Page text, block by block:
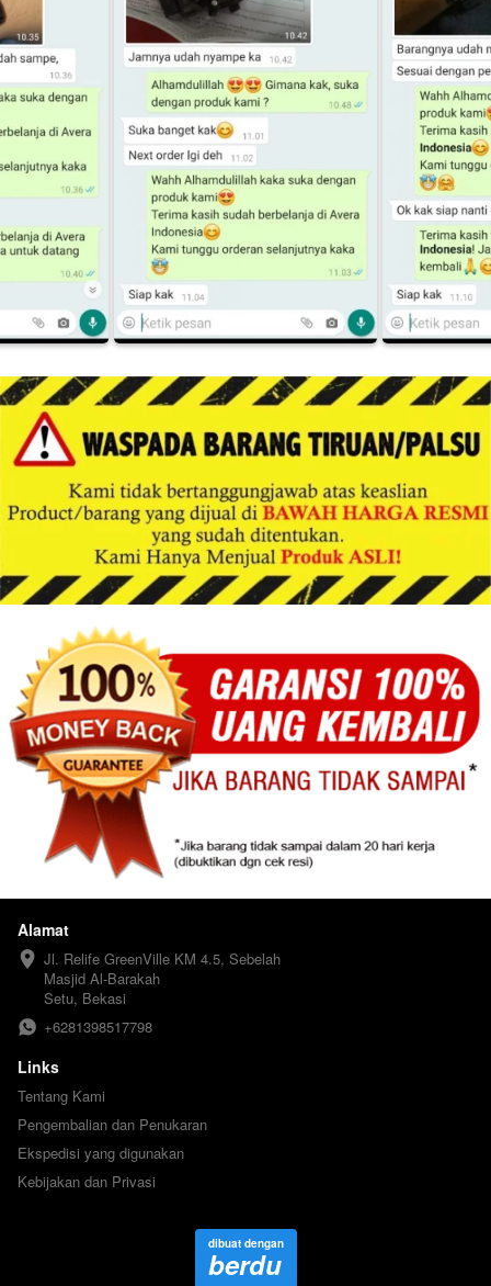
Alamat
Jl. Relife GreenVille KM 4.5, Sebelah
Masjid Al-Barakah
Setu, Bekasi
+6281398517798
Links
Tentang Kami
Pengembalian dan Penukaran
Ekspedisi yang digunakan
Kebijakan dan Privasi
dibuat dengan
berdu